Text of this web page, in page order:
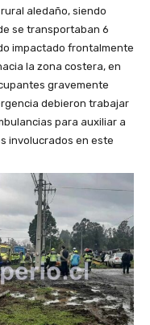
aledaño, siendo
se transportaban 6
impactado frontalmente
la zona costera, en
gravemente
debieron trabajar
para auxiliar a
involucrados en este